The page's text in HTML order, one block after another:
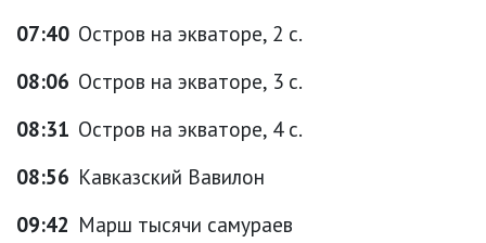
07:40 Остров на экваторе, 2 с.
08:06 Остров на экваторе, 3 с.
08:31 Остров на экваторе, 4 с.
08:56 Кавказский Вавилон
09:42 Марш тысячи самураев